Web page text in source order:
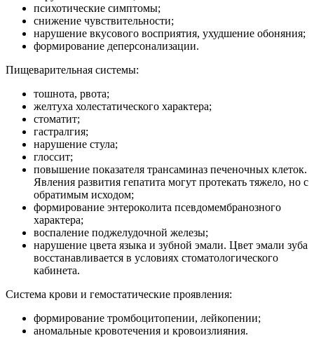
психотические симптомы;
снижение чувствительности;
нарушение вкусового восприятия, ухудшение обоняния;
формирование деперсонализации.
Пищеварительная системы:
тошнота, рвота;
желтуха холестатического характера;
стоматит;
гастралгия;
нарушение стула;
глоссит;
повышение показателя трансаминаз печеночных клеток.
Явления развития гепатита могут протекать тяжело, но с
обратимым исходом;
формирование энтероколита псевдомембранозного
характера;
воспаление поджелудочной железы;
нарушение цвета языка и зубной эмали. Цвет эмали зуба
восстанавливается в условиях стоматологического
кабинета.
Система крови и гемостатические проявления:
формирование тромбоцитопении, лейкопении;
аномальные кровотечения и кровоизлияния.